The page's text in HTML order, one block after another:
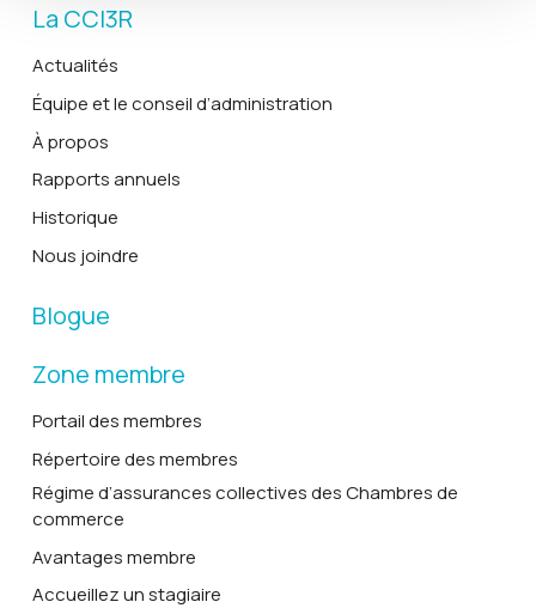
La CCI3R
Actualités
Équipe et le conseil d’administration
À propos
Rapports annuels
Historique
Nous joindre
Blogue
Zone membre
Portail des membres
Répertoire des membres
Régime d’assurances collectives des Chambres de
commerce
Avantages membre
Accueillez un stagiaire